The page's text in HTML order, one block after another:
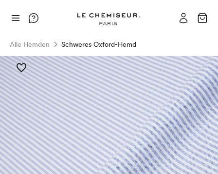
Alle Hemden Schweres Oxford-Hemd